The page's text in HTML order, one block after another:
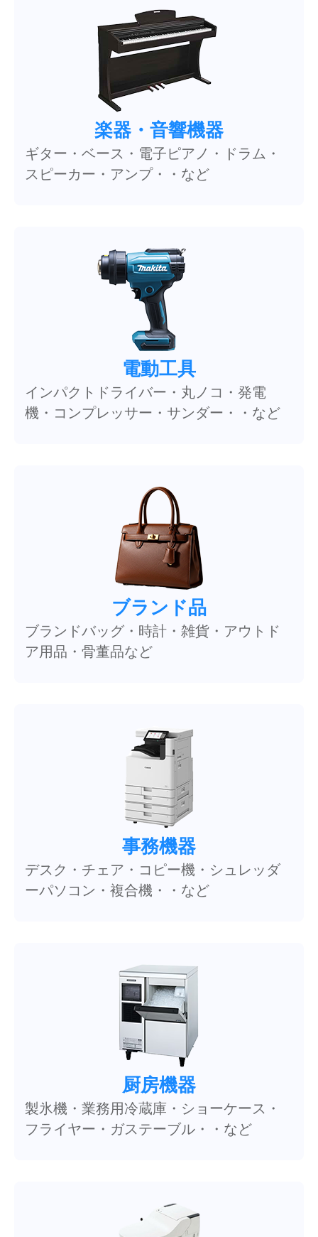
楽器・音響機器
ギター・ベース・電子ピアノ・ドラム・
スピーカー・アンプ・・など
電動工具
インパクトドライバー・丸ノコ・発電
機・コンプレッサー・サンダー・・など
ブランド品
ブランドバッグ・時計・雑貨・アウトド
ア用品・骨董品など
事務機器
デスク・チェア・コピー機・シュレッダ
ーパソコン・複合機・・など
厨房機器
製氷機・業務用冷蔵庫・ショーケース・
フライヤー・ガステーブル・・など